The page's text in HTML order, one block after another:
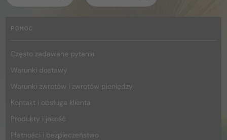
POMOC
Często zadawane pytania
Warunki dostawy
Warunki zwrotów i zwrotów pieniędzy
Kontakt i obsługa klienta
Produkty i jakość
Płatności i bezpieczeństwo